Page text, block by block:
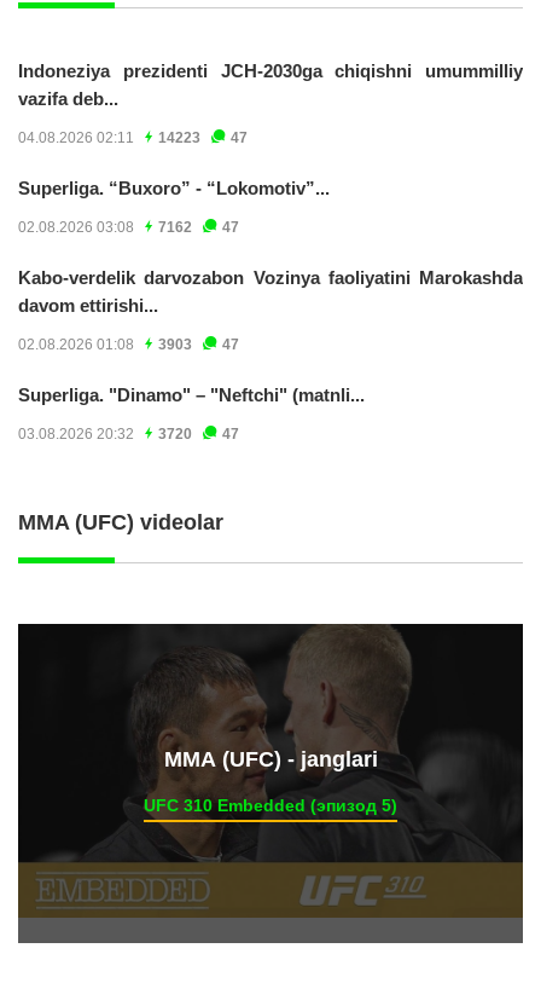
Indoneziya prezidenti JCH-2030ga chiqishni umummilliy
vazifa deb...
04.08.2026 02:11 14223 47
Superliga. “Buxoro” - “Lokomotiv”...
02.08.2026 03:08 7162 47
Kabo-verdelik darvozabon Vozinya faoliyatini Marokashda
davom ettirishi...
02.08.2026 01:08 3903 47
Superliga. "Dinamo" – "Neftchi" (matnli...
03.08.2026 20:32 3720 47
MMA (UFC) videolar
ММА (UFC) - janglari
UFC 310 Embedded (эпизод 5)